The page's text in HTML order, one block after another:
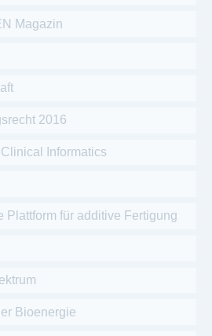
Magazin
2016
Informatics
für additive Fertigung
Bioenergie